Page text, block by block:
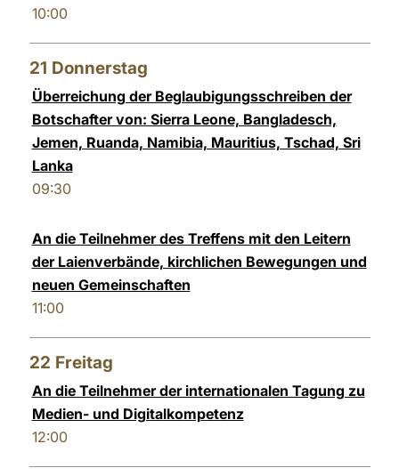
10:00
21 Donnerstag
Überreichung der Beglaubigungsschreiben der
Botschafter von: Sierra Leone, Bangladesch,
Jemen, Ruanda, Namibia, Mauritius, Tschad, Sri
Lanka
09:30
An die Teilnehmer des Treffens mit den Leitern
der Laienverbände, kirchlichen Bewegungen und
neuen Gemeinschaften
11:00
22 Freitag
An die Teilnehmer der internationalen Tagung zu
Medien- und Digitalkompetenz
12:00